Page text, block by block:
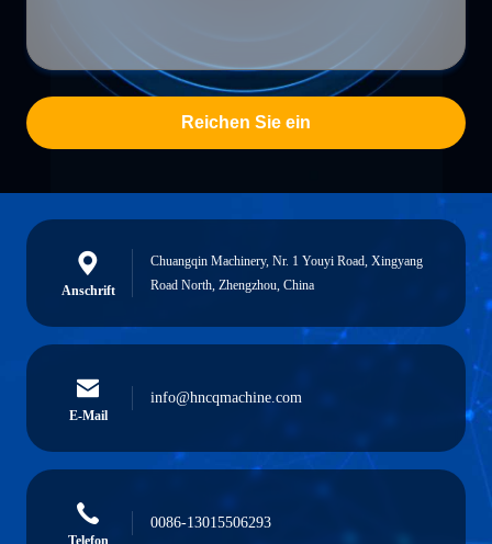
Reichen Sie ein
Anschrift
Chuangqin Machinery, Nr. 1 Youyi Road, Xingyang
Road North, Zhengzhou, China
E-Mail
info@hncqmachine.com
Telefon
0086-13015506293